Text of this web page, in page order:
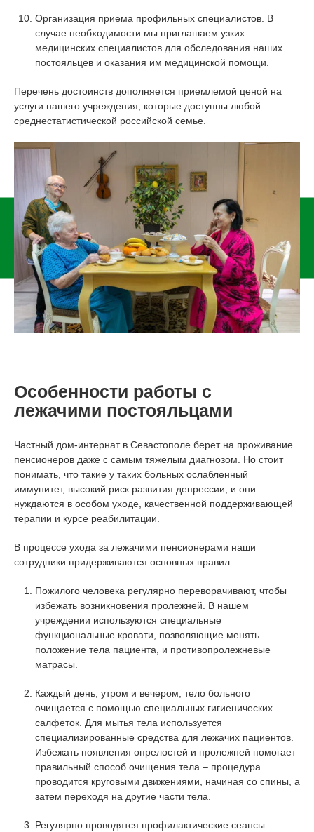
Организация приема профильных специалистов. В
случае необходимости мы приглашаем узких
медицинских специалистов для обследования наших
постояльцев и оказания им медицинской помощи.
Перечень достоинств дополняется приемлемой ценой на
услуги нашего учреждения, которые доступны любой
среднестатистической российской семье.
Особенности работы с
лежачими постояльцами
Частный дом-интернат в Севастополе берет на проживание
пенсионеров даже с самым тяжелым диагнозом. Но стоит
понимать, что такие у таких больных ослабленный
иммунитет, высокий риск развития депрессии, и они
нуждаются в особом уходе, качественной поддерживающей
терапии и курсе реабилитации.
В процессе ухода за лежачими пенсионерами наши
сотрудники придерживаются основных правил:
Пожилого человека регулярно переворачивают, чтобы
избежать возникновения пролежней. В нашем
учреждении используются специальные
функциональные кровати, позволяющие менять
положение тела пациента, и противопролежневые
матрасы.
Каждый день, утром и вечером, тело больного
очищается с помощью специальных гигиенических
салфеток. Для мытья тела используется
специализированные средства для лежачих пациентов.
Избежать появления опрелостей и пролежней помогает
правильный способ очищения тела – процедура
проводится круговыми движениями, начиная со спины, а
затем переходя на другие части тела.
Регулярно проводятся профилактические сеансы